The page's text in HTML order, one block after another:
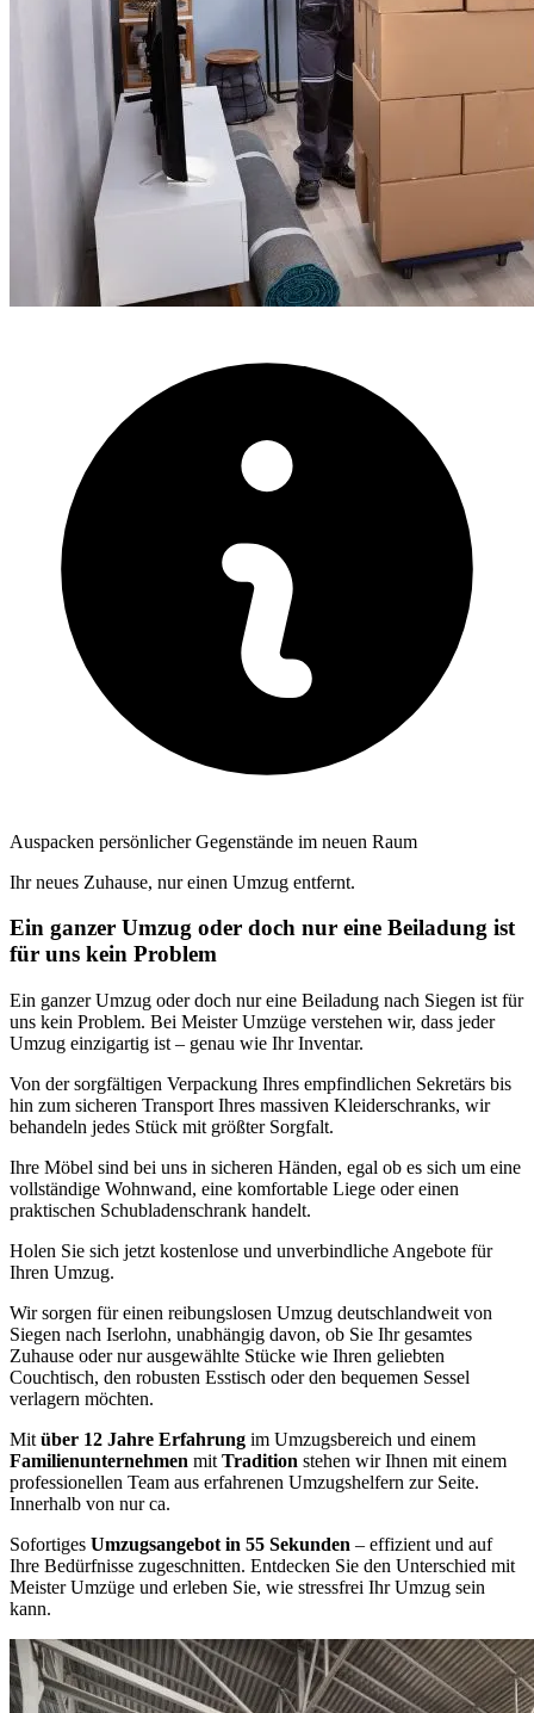
Auspacken persönlicher Gegenstände im neuen Raum
Ihr neues Zuhause, nur einen Umzug entfernt.
Ein ganzer Umzug oder doch nur eine Beiladung ist
für uns kein Problem
Ein ganzer Umzug oder doch nur eine Beiladung nach Siegen ist für
uns kein Problem. Bei Meister Umzüge verstehen wir, dass jeder
Umzug einzigartig ist – genau wie Ihr Inventar.
Von der sorgfältigen Verpackung Ihres empfindlichen Sekretärs bis
hin zum sicheren Transport Ihres massiven Kleiderschranks, wir
behandeln jedes Stück mit größter Sorgfalt.
Ihre Möbel sind bei uns in sicheren Händen, egal ob es sich um eine
vollständige Wohnwand, eine komfortable Liege oder einen
praktischen Schubladenschrank handelt.
Holen Sie sich jetzt kostenlose und unverbindliche Angebote für
Ihren Umzug.
Wir sorgen für einen reibungslosen Umzug deutschlandweit von
Siegen nach Iserlohn, unabhängig davon, ob Sie Ihr gesamtes
Zuhause oder nur ausgewählte Stücke wie Ihren geliebten
Couchtisch, den robusten Esstisch oder den bequemen Sessel
verlagern möchten.
Mit über 12 Jahre Erfahrung im Umzugsbereich und einem
Familienunternehmen mit Tradition stehen wir Ihnen mit einem
professionellen Team aus erfahrenen Umzugshelfern zur Seite.
Innerhalb von nur ca.
Sofortiges Umzugsangebot in 55 Sekunden – effizient und auf
Ihre Bedürfnisse zugeschnitten. Entdecken Sie den Unterschied mit
Meister Umzüge und erleben Sie, wie stressfrei Ihr Umzug sein
kann.